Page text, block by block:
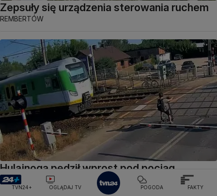
Zepsuły się urządzenia sterowania ruchem
REMBERTÓW
Hulajnogą pędził wprost pod pociąg.
Wstrząsające nagranie
TVN24+ OGLĄDAJ TV POGODA FAKTY